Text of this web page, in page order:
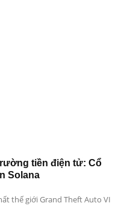
tiền điện tử: Cổ
Solana
thế giới Grand Theft Auto VI